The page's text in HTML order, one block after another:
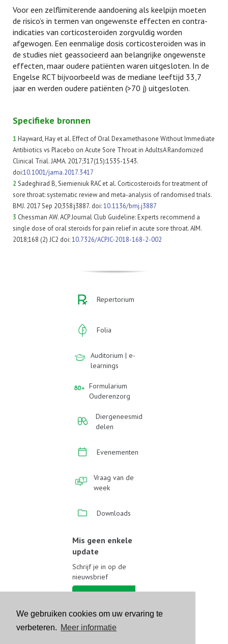
We gebruiken cookies om uw ervaring te
verbeteren. Meer informatie
Voor een zelflimiterende aandoening als keelpijn moeten
de risico’s in termen van ongewenste effecten en contra-
indicaties van corticosteroïden zorgvuldig worden
afgewogen. Een eenmalige dosis corticosteroïden was in
de studies niet geassocieerd aan belangrijke ongewenste
effecten, maar oudere patiënten waren uitgesloten. In de
Engelse RCT bijvoorbeeld was de mediane leeftijd 33,7
jaar en werden oudere patiënten (>70 j) uitgesloten.
Specifieke bronnen
1 Hayward, Hay et al. Effect of Oral Dexamethasone Without Immediate
Antibiotics vs Placebo on Acute Sore Throat in AdultsA Randomized
Clinical Trial. JAMA. 2017;317(15):1535-1543.
doi:10.1001/jama.2017.3417
2 Sadeghirad B, Siemieniuk RAC et al. Corticosteroids for treatment of
sore throat: systematic review and meta-analysis of randomised trials.
BMJ. 2017 Sep 20;358:j3887. doi:10.1136/bmj.j3887
3 Chessman AW. ACP Journal Club Guideline: Experts recommend a
single dose of oral steroids for pain relief in acute sore throat. AIM.
2018;168 (2) JC2 doi:10.7326/ACPJC-2018-168-2-002
Repertorium
Folia
Auditorium | e-
learnings
Formularium
Ouderenzorg
Diergeneesmid
delen
Evenementen
Vraag van de
week
Downloads
Mis geen enkele
update
Schrijf je in op de
nieuwsbrief
Volg ons op sociale media